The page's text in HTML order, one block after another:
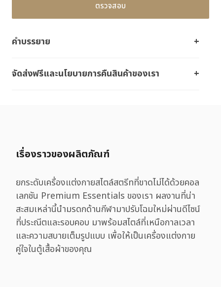
ตรวจสอบ
คำบรรยาย
จัดส่งฟรีและนโยบายการคืนสินค้าของเรา
เรื่องราวของผลิตภัณฑ์
ยกระดับเครื่องแต่งกายสไตล์สตรีทที่ขาดไม่ได้ด้วยคอล
เลกชัน Premium Essentials ของเรา ผลงานที่น่า
สะสมเหล่านี้นำมรดกด้านกีฬามาปรับโฉมใหม่ผ่านดีไซน์
ที่ประณีตและรอบคอบ มาพร้อมสไตล์ที่เหนือกาลเวลา
และความสบายเต็มรูปแบบ เพื่อให้เป็นเครื่องแต่งกาย
คู่ใจในตู้เสื้อผ้าของคุณ